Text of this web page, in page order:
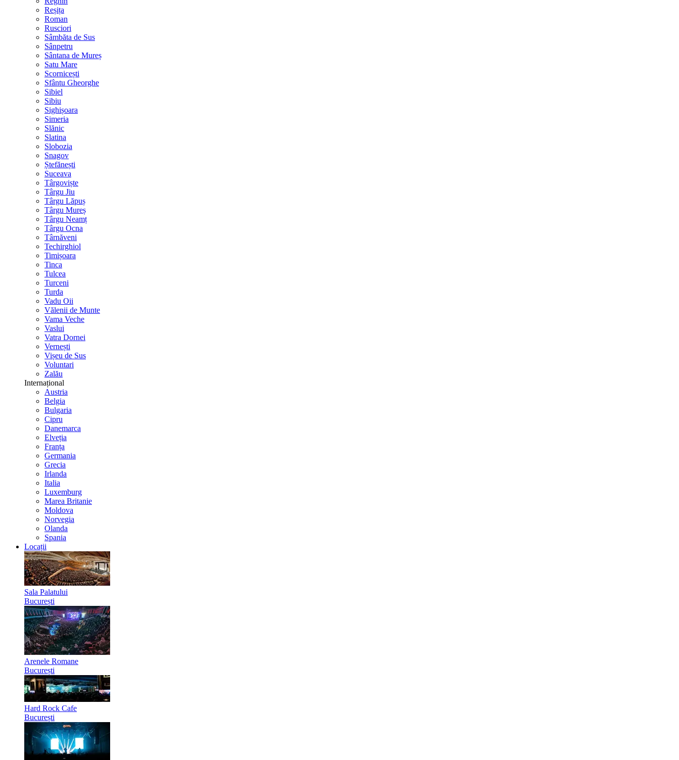
Reșița
Roman
Rusciori
Sâmbăta de Sus
Sânpetru
Sântana de Mureș
Satu Mare
Scornicești
Sfântu Gheorghe
Sibiel
Sibiu
Sighișoara
Simeria
Slănic
Slatina
Slobozia
Snagov
Ștefănești
Suceava
Târgoviște
Târgu Jiu
Târgu Lăpuș
Târgu Mureș
Târgu Neamț
Târgu Ocna
Târnăveni
Techirghiol
Timișoara
Tinca
Tulcea
Turceni
Turda
Vadu Oii
Vălenii de Munte
Vama Veche
Vaslui
Vatra Dornei
Vernești
Vișeu de Sus
Voluntari
Zalău
Internațional
Austria
Belgia
Bulgaria
Cipru
Danemarca
Elveția
Franța
Germania
Grecia
Irlanda
Italia
Luxemburg
Marea Britanie
Moldova
Norvegia
Olanda
Spania
Locații
Sala Palatului
București
Arenele Romane
București
Hard Rock Cafe
București